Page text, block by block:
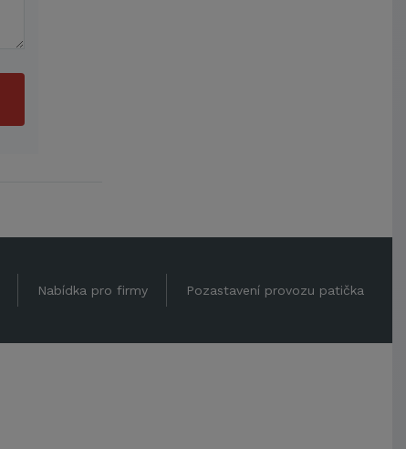
Nabídka pro firmy Pozastavení provozu patička